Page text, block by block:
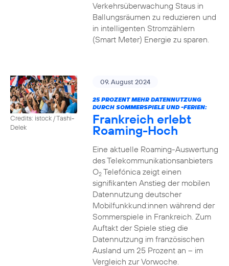
Verkehrsüberwachung Staus in
Ballungsräumen zu reduzieren und
in intelligenten Stromzählern
(Smart Meter) Energie zu sparen.
Credits: istock / Tashi-
Delek
09. August 2024
25 PROZENT MEHR DATENNUTZUNG
DURCH SOMMERSPIELE UND -FERIEN:
Frankreich erlebt
Roaming-Hoch
Eine aktuelle Roaming-Auswertung
des Telekommunikationsanbieters
O2Telefónica zeigt einen
signifikanten Anstieg der mobilen
Datennutzung deutscher
Mobilfunkkund:innen während der
Sommerspiele in Frankreich. Zum
Auftakt der Spiele stieg die
Datennutzung im französischen
Ausland um 25 Prozent an – im
Vergleich zur Vorwoche.